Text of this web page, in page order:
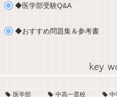
◆医学部受験Q&A
◆おすすめ問題集＆参考書
key
医学部 中高一貫校 中